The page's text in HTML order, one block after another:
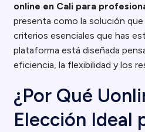
online en Cali para
presenta como la solución
criterios esenciales que has
plataforma está diseñada
eficiencia, la flexibilidad y los
¿Por Qué
Elección Ideal